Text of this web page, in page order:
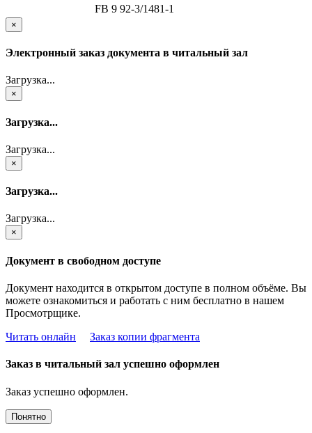
FB 9 92-3/1481-1
×
Электронный заказ документа в читальный зал
Загрузка...
×
Загрузка...
Загрузка...
×
Загрузка...
Загрузка...
×
Документ в свободном доступе
Документ находится в открытом доступе в полном объёме. Вы
можете ознакомиться и работать с ним бесплатно в нашем
Просмотрщике.
Читать онлайн
Заказ копии фрагмента
Заказ в читальный зал успешно оформлен
Заказ успешно оформлен.
Понятно